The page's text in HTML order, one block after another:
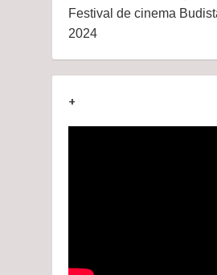
Festival de cinema
2024
+